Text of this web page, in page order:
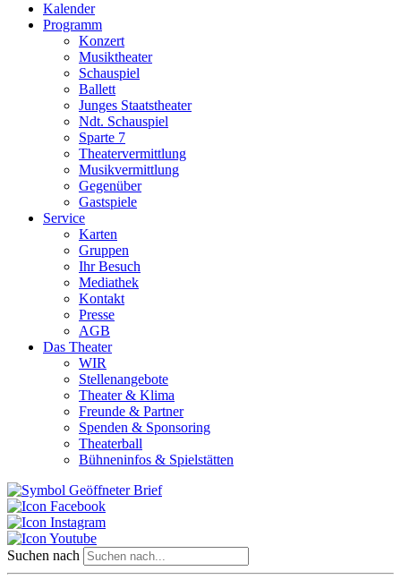
Kalender
Programm
Konzert
Musiktheater
Schauspiel
Ballett
Junges Staatstheater
Ndt. Schauspiel
Sparte 7
Theatervermittlung
Musikvermittlung
Gegenüber
Gastspiele
Service
Karten
Gruppen
Ihr Besuch
Mediathek
Kontakt
Presse
AGB
Das Theater
WIR
Stellenangebote
Theater & Klima
Freunde & Partner
Spenden & Sponsoring
Theaterball
Bühneninfos & Spielstätten
Suchen nach